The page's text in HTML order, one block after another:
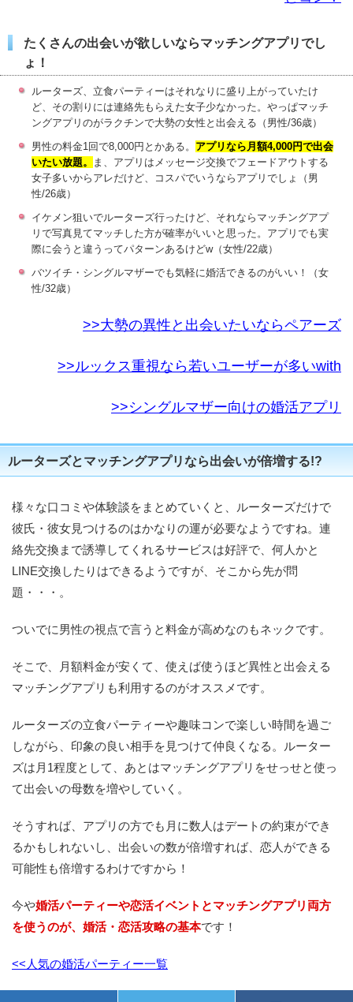
たくさんの出会いが欲しいならマッチングアプリでし
ょ！
ルーターズ、立食パーティーはそれなりに盛り上がっていたけ
ど、その割りには連絡先もらえた女子少なかった。やっぱマッチ
ングアプリのがラクチンで大勢の女性と出会える（男性/36歳）
男性の料金1回で8,000円とかある。 アプリなら月額4,000円で出会
いたい放題。
ま、アプリはメッセージ交換でフェードアウトする
女子多いからアレだけど、コスパでいうならアプリでしょ（男
性/26歳）
イケメン狙いでルーターズ行ったけど、それならマッチングアプ
リで写真見てマッチした方が確率がいいと思った。アプリでも実
際に会うと違うってパターンあるけどw（女性/22歳）
バツイチ・シングルマザーでも気軽に婚活できるのがいい！（女
性/32歳）
>>大勢の異性と出会いたいならペアーズ
>>ルックス重視なら若いユーザーが多いwith
>>シングルマザー向けの婚活アプリ
ルーターズとマッチングアプリなら出会いが倍増する!?
様々な口コミや体験談をまとめていくと、ルーターズだけで
彼氏・彼女見つけるのはかなりの運が必要なようですね。連
絡先交換まで誘導してくれるサービスは好評で、何人かと
LINE交換したりはできるようですが、そこから先が問
題・・・。
ついでに男性の視点で言うと料金が高めなのもネックです。
そこで、月額料金が安くて、使えば使うほど異性と出会える
マッチングアプリも利用するのがオススメです。
ルーターズの立食パーティーや趣味コンで楽しい時間を過ご
しながら、印象の良い相手を見つけて仲良くなる。ルーター
ズは月1程度として、あとはマッチングアプリをせっせと使っ
て出会いの母数を増やしていく。
そうすれば、アプリの方でも月に数人はデートの約束ができ
るかもしれないし、出会いの数が倍増すれば、恋人ができる
可能性も倍増するわけですから！
今や婚活パーティーや恋活イベントとマッチングアプリ両方
を使うのが、婚活・恋活攻略の基本です！
<<人気の婚活パーティー一覧